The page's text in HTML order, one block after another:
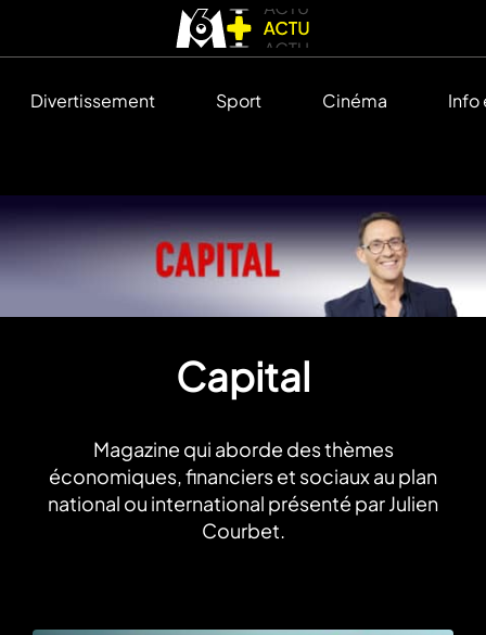
Divertissement Sport Cinéma Info
Capital
Magazine qui aborde des thèmes
économiques, financiers et sociaux au plan
national ou international présenté par Julien
Courbet.